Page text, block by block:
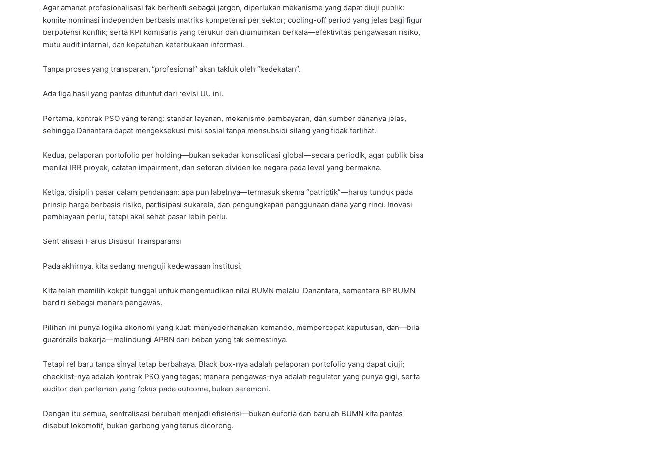
Agar amanat profesionalisasi tak berhenti sebagai jargon, diperlukan mekanisme yang dapat diuji publik:
komite nominasi independen berbasis matriks kompetensi per sektor; cooling-off period yang jelas bagi figur
berpotensi konflik; serta KPI komisaris yang terukur dan diumumkan berkala—efektivitas pengawasan risiko,
mutu audit internal, dan kepatuhan keterbukaan informasi.
Tanpa proses yang transparan, “profesional” akan takluk oleh “kedekatan”.
Ada tiga hasil yang pantas dituntut dari revisi UU ini.
Pertama, kontrak PSO yang terang: standar layanan, mekanisme pembayaran, dan sumber dananya jelas,
sehingga Danantara dapat mengeksekusi misi sosial tanpa mensubsidi silang yang tidak terlihat.
Kedua, pelaporan portofolio per holding—bukan sekadar konsolidasi global—secara periodik, agar publik bisa
menilai IRR proyek, catatan impairment, dan setoran dividen ke negara pada level yang bermakna.
Ketiga, disiplin pasar dalam pendanaan: apa pun labelnya—termasuk skema “patriotik”—harus tunduk pada
prinsip harga berbasis risiko, partisipasi sukarela, dan pengungkapan penggunaan dana yang rinci. Inovasi
pembiayaan perlu, tetapi akal sehat pasar lebih perlu.
Sentralisasi Harus Disusul Transparansi
Pada akhirnya, kita sedang menguji kedewasaan institusi.
Kita telah memilih kokpit tunggal untuk mengemudikan nilai BUMN melalui Danantara, sementara BP BUMN
berdiri sebagai menara pengawas.
Pilihan ini punya logika ekonomi yang kuat: menyederhanakan komando, mempercepat keputusan, dan—bila
guardrails bekerja—melindungi APBN dari beban yang tak semestinya.
Tetapi rel baru tanpa sinyal tetap berbahaya. Black box-nya adalah pelaporan portofolio yang dapat diuji;
checklist-nya adalah kontrak PSO yang tegas; menara pengawas-nya adalah regulator yang punya gigi, serta
auditor dan parlemen yang fokus pada outcome, bukan seremoni.
Dengan itu semua, sentralisasi berubah menjadi efisiensi—bukan euforia dan barulah BUMN kita pantas
disebut lokomotif, bukan gerbong yang terus didorong.